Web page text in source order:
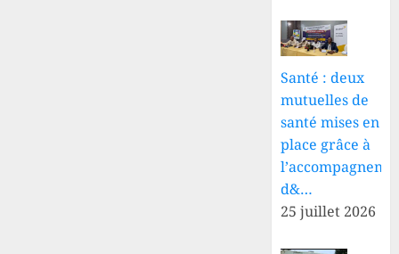
Santé : deux
mutuelles de
santé mises en
place grâce à
d&…
25 juillet 2026